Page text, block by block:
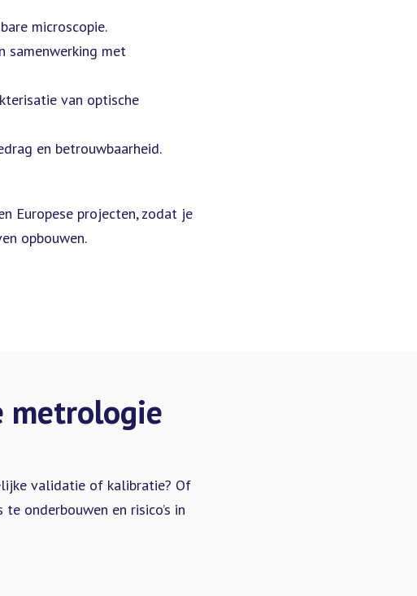
microscopie.
samenwerking met
van optische
en betrouwbaarheid.
Europese projecten, zodat je
opbouwen.
metrologie
validatie of kalibratie? Of
onderbouwen en risico’s in